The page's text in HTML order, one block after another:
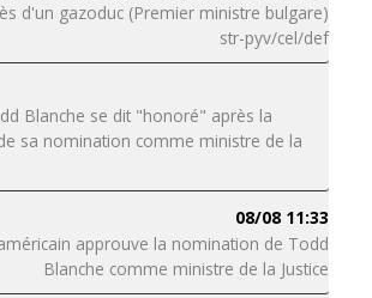
d'un gazoduc (Premier ministre bulgare)
str-pyv/cel/def
Blanche se dit "honoré" après la
sa nomination comme ministre de la
08/08 11:33
approuve la nomination de Todd
Blanche comme ministre de la Justice